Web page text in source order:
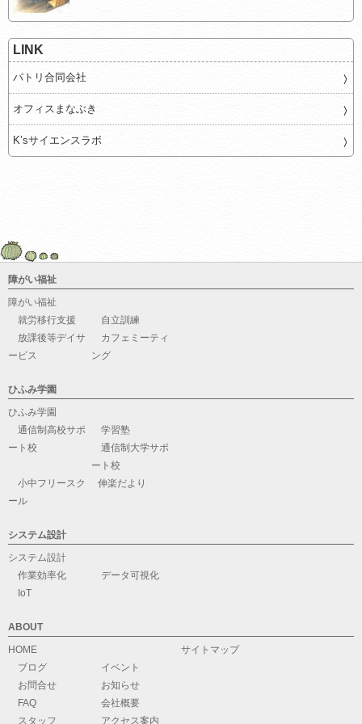
LINK
パトリ合同会社
オフィスまなぶき
K’sサイエンスラボ
障がい福祉
障がい福祉
就労移行支援
自立訓練
放課後等デイサ
ービス
カフェミーティ
ング
ひふみ学園
ひふみ学園
通信制高校サポ
ート校
学習塾
通信制大学サポ
ート校
小中フリースク
ール
伸楽だより
システム設計
システム設計
作業効率化
データ可視化
IoT
ABOUT
HOME
ブログ
イベント
お問合せ
お知らせ
FAQ
会社概要
スタッフ
アクセス案内
サイトマップ